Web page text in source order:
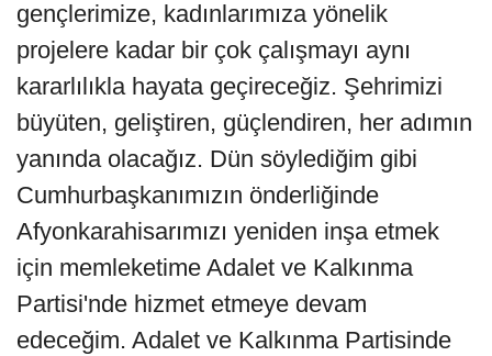
gençlerimize, kadınlarımıza yönelik
projelere kadar bir çok çalışmayı aynı
kararlılıkla hayata geçireceğiz. Şehrimizi
büyüten, geliştiren, güçlendiren, her adımın
yanında olacağız. Dün söylediğim gibi
Cumhurbaşkanımızın önderliğinde
Afyonkarahisarımızı yeniden inşa etmek
için memleketime Adalet ve Kalkınma
Partisi'nde hizmet etmeye devam
edeceğim. Adalet ve Kalkınma Partisinde